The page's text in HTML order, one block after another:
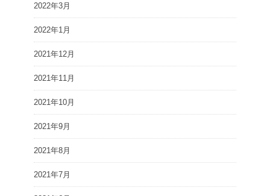
2022年3月
2022年1月
2021年12月
2021年11月
2021年10月
2021年9月
2021年8月
2021年7月